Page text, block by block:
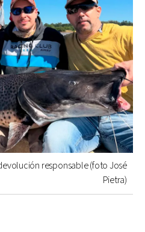
responsable (foto José
Pietra)